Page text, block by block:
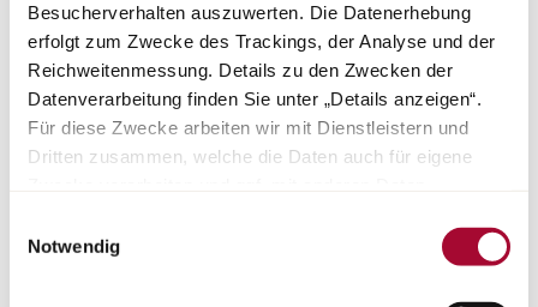
Besucherverhalten auszuwerten. Die Datenerhebung
erfolgt zum Zwecke des Trackings, der Analyse und der
Reichweitenmessung. Details zu den Zwecken der
Datenverarbeitung finden Sie unter „Details anzeigen“.
Für diese Zwecke arbeiten wir mit Dienstleistern und
Dritten zusammen, welche die Daten auch für eigene
„Cookies und Services zulassen“ oder durch Auswählen
einzelner Cookies und Services in der Detailansicht
geben Sie Ihre Einwilligung zur Verarbeitung Ihrer Daten
Notwendig
CONFIGURATOR COPA
beschikbaar. U kunt rechtstreeks contact opnemen met uw
Bürstner-dealer om de direct beschikbare modellen uit deze serie